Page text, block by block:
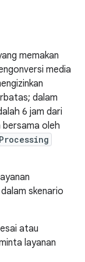
memakan
media
dalam
6 jam dari
bersama oleh
skenario
atau
layanan